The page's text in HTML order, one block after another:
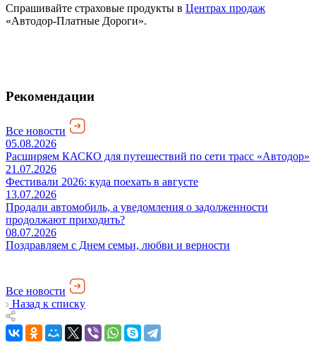
Спрашивайте страховые продукты в Центрах продаж
«Автодор-Платные Дороги».
Рекомендации
Все новости
05.08.2026
Расширяем КАСКО для путешествий по сети трасс «Автодор»
21.07.2026
Фестивали 2026: куда поехать в августе
13.07.2026
Продали автомобиль, а уведомления о задолженности
продолжают приходить?
08.07.2026
Поздравляем с Днем семьи, любви и верности
Все новости
Назад к списку